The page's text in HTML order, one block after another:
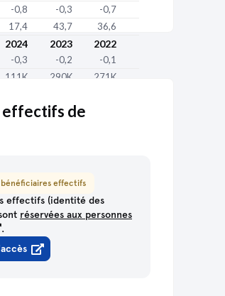
-0,8 -0,3
-0,7
17,4 43,7 36,6
2024 2023 2022
-0,3 -0,2
-0,1
111K 290K 271K
effectifs de
effectifs
effectifs (identité des
réservées aux personnes
.